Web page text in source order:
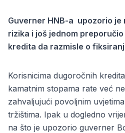
Guverner HNB-a upozorio je
rizika i još jednom
kredita da razmisle o
Korisnicima dugoročnih
kamatnim stopama rate već
zahvaljujući povoljnim
tržištima. Ipak u dogledno
na što je upozorio guverner